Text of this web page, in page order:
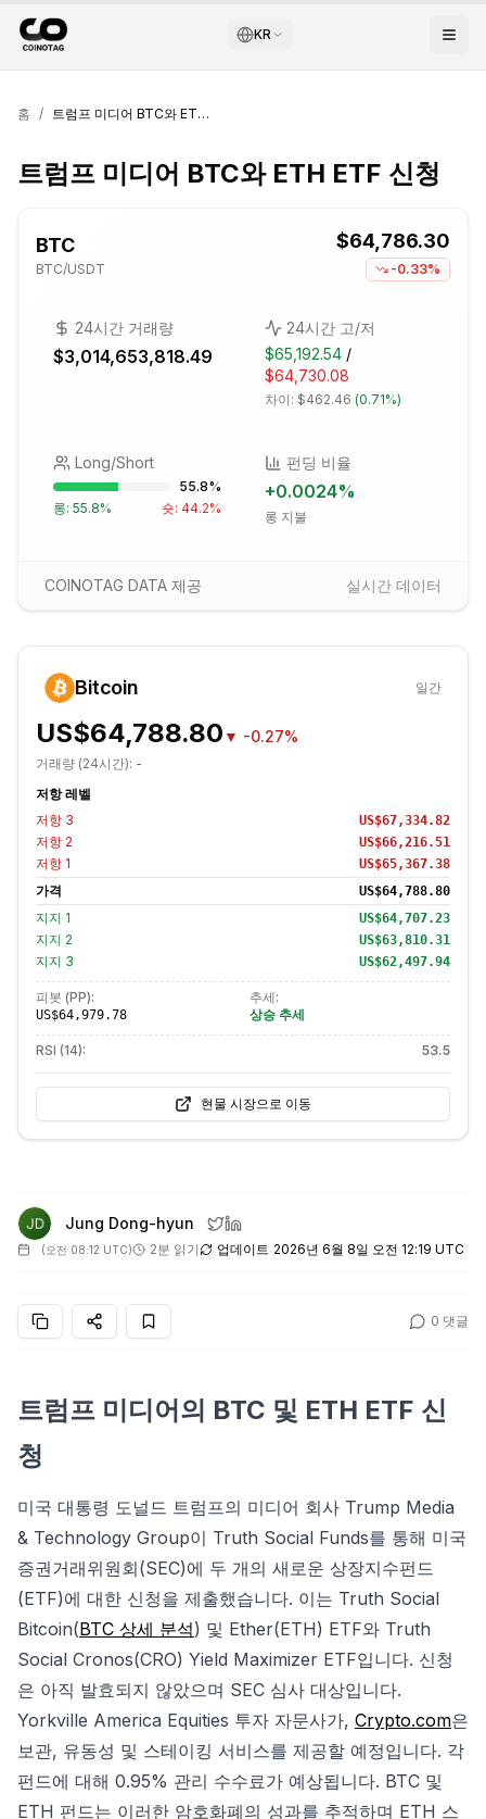
KR
홈 / 트럼프 미디어 BTC와 ETH ETF 신청
트럼프 미디어 BTC와 ETH ETF 신청
BTC
BTC/USDT
$64,786.30
-0.33%
24시간 거래량
$3,014,653,818.49
24시간 고/저
$65,192.54 /
$64,730.08
차이: $462.46 (0.71%)
Long/Short
55.8%
롱: 55.8% 숏: 44.2%
펀딩 비율
+0.0024%
롱 지불
COINOTAG DATA 제공 실시간 데이터
Bitcoin 일간
US$64,788.80 ▼ -0.27%
거래량 (24시간): -
저항 레벨
저항 3 US$67,334.82
저항 2 US$66,216.51
저항 1 US$65,367.38
가격 US$64,788.80
지지 1 US$64,707.23
지지 2 US$63,810.31
지지 3 US$62,497.94
피봇 (PP):
US$64,979.78
추세:
상승 추세
RSI (14): 53.5
현물 시장으로 이동
Jung Dong-hyun
(오전 08:12 UTC) 2분 읽기 업데이트 2026년 6월 8일 오전 12:19 UTC
0 댓글
트럼프 미디어의 BTC 및 ETH ETF 신
청
미국 대통령 도널드 트럼프의 미디어 회사 Trump Media
& Technology Group이 Truth Social Funds를 통해 미국
증권거래위원회(SEC)에 두 개의 새로운 상장지수펀드
(ETF)에 대한 신청을 제출했습니다. 이는 Truth Social
Bitcoin(BTC 상세 분석) 및 Ether(ETH) ETF와 Truth
Social Cronos(CRO) Yield Maximizer ETF입니다. 신청
은 아직 발효되지 않았으며 SEC 심사 대상입니다.
Yorkville America Equities 투자 자문사가, Crypto.com은
보관, 유동성 및 스테이킹 서비스를 제공할 예정입니다. 각
펀드에 대해 0.95% 관리 수수료가 예상됩니다. BTC 및
ETH 펀드는 이러한 암호화폐의 성과를 추적하며 ETH 스